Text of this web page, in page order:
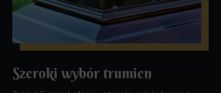
Szeroki wybór trumien